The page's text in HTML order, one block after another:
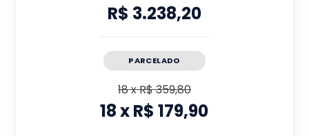
R$ 3.238,20
PARCELADO
18xR$ 359,80
18xR$ 179,90